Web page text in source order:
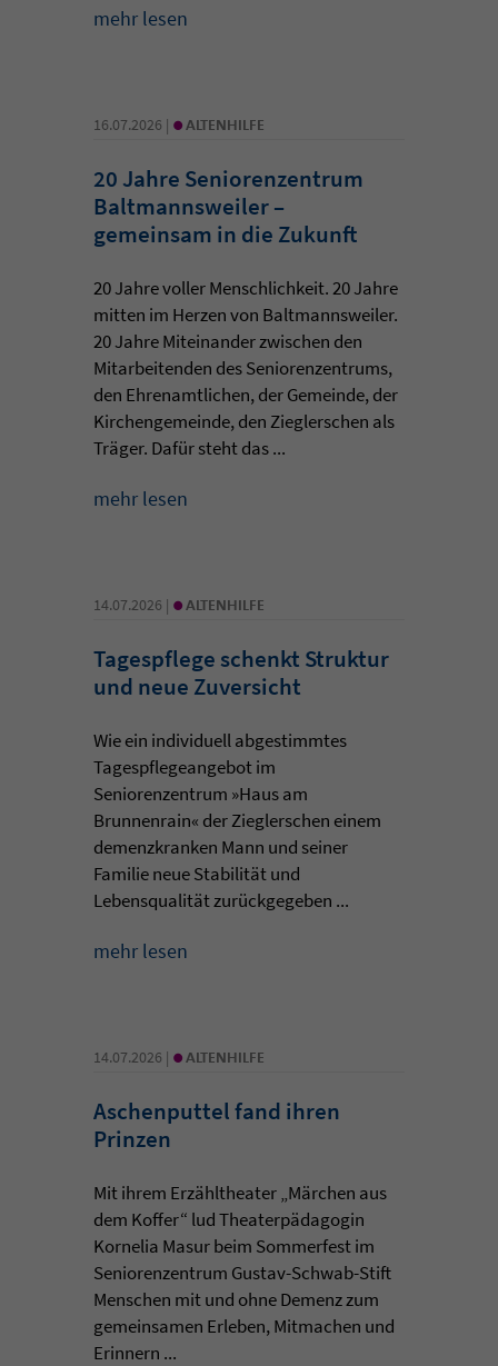
mehr lesen
16.07.2026 | • ALTENHILFE
20 Jahre Seniorenzentrum
Baltmannsweiler –
gemeinsam in die Zukunft
20 Jahre voller Menschlichkeit. 20 Jahre
mitten im Herzen von Baltmannsweiler.
20 Jahre Miteinander zwischen den
Mitarbeitenden des Seniorenzentrums,
den Ehrenamtlichen, der Gemeinde, der
Kirchengemeinde, den Zieglerschen als
Träger. Dafür steht das ...
mehr lesen
14.07.2026 | • ALTENHILFE
Tagespflege schenkt Struktur
und neue Zuversicht
Wie ein individuell abgestimmtes
Tagespflegeangebot im
Seniorenzentrum »Haus am
Brunnenrain« der Zieglerschen einem
demenzkranken Mann und seiner
Familie neue Stabilität und
Lebensqualität zurückgegeben ...
mehr lesen
14.07.2026 | • ALTENHILFE
Aschenputtel fand ihren
Prinzen
Mit ihrem Erzähltheater „Märchen aus
dem Koffer“ lud Theaterpädagogin
Kornelia Masur beim Sommerfest im
Seniorenzentrum Gustav-Schwab-Stift
Menschen mit und ohne Demenz zum
gemeinsamen Erleben, Mitmachen und
Erinnern ...